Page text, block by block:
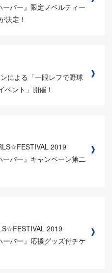
バー』限定ノベルティー
決定！
による「一眼レフで野球
ント」開催！
2019
バー』キャンペーン第二
2019
バー』応援グッズ付チケ